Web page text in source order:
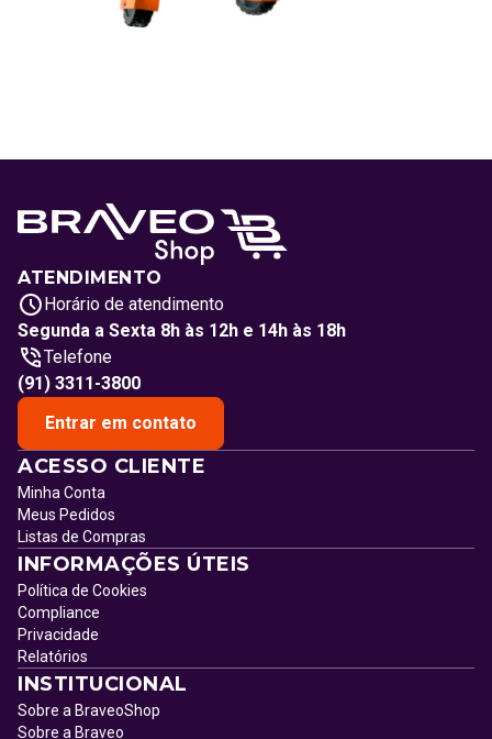
ATENDIMENTO
Horário de atendimento
Segunda a Sexta 8h às 12h e 14h às 18h
Telefone
(91) 3311-3800
Entrar em contato
ACESSO CLIENTE
Minha Conta
Meus Pedidos
Listas de Compras
INFORMAÇÕES ÚTEIS
Política de Cookies
Compliance
Privacidade
Relatórios
INSTITUCIONAL
Sobre a BraveoShop
Sobre a Braveo